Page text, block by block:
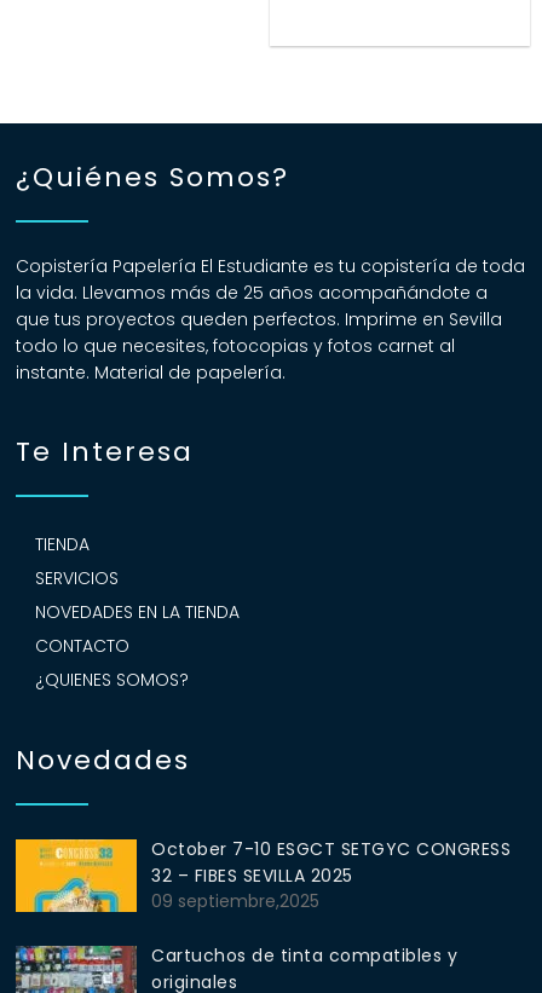
¿Quiénes Somos?
Copistería Papelería El Estudiante es tu copistería de toda
la vida. Llevamos más de 25 años acompañándote a
que tus proyectos queden perfectos. Imprime en Sevilla
todo lo que necesites, fotocopias y fotos carnet al
instante. Material de papelería.
Te Interesa
TIENDA
SERVICIOS
NOVEDADES EN LA TIENDA
CONTACTO
¿QUIENES SOMOS?
Novedades
October 7-10 ESGCT SETGYC CONGRESS
32 – FIBES SEVILLA 2025
09 septiembre,2025
Cartuchos de tinta compatibles y
originales